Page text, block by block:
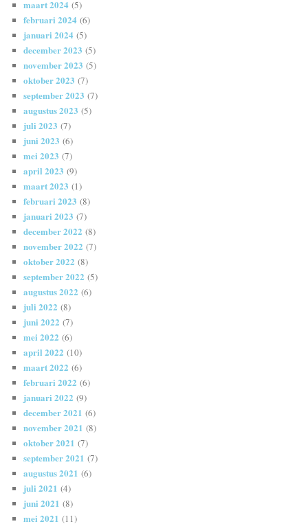
maart 2024 (5)
februari 2024 (6)
januari 2024 (5)
december 2023 (5)
november 2023 (5)
oktober 2023 (7)
september 2023 (7)
augustus 2023 (5)
juli 2023 (7)
juni 2023 (6)
mei 2023 (7)
april 2023 (9)
maart 2023 (1)
februari 2023 (8)
januari 2023 (7)
december 2022 (8)
november 2022 (7)
oktober 2022 (8)
september 2022 (5)
augustus 2022 (6)
juli 2022 (8)
juni 2022 (7)
mei 2022 (6)
april 2022 (10)
maart 2022 (6)
februari 2022 (6)
januari 2022 (9)
december 2021 (6)
november 2021 (8)
oktober 2021 (7)
september 2021 (7)
augustus 2021 (6)
juli 2021 (4)
juni 2021 (8)
mei 2021 (11)